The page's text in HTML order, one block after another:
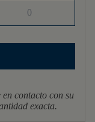
contacto con su
exacta.